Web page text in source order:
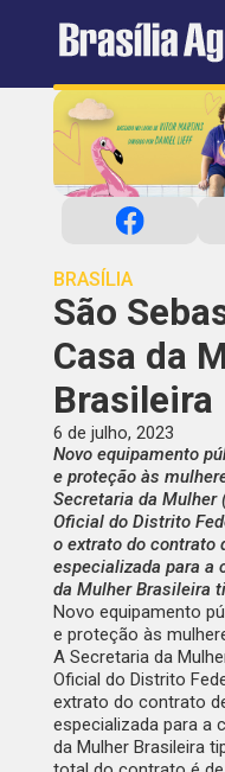
BRASÍLIA
São
Casa da
Brasileira
6 de julho, 2023
Novo equipamento
e proteção às
Secretaria da Mulher
Oficial do Distrito
o extrato do contrato
especializada para a
da Mulher Brasileira
Novo equipamento
e proteção às
A Secretaria da
Oficial do Distrito
extrato do contrato
especializadapara a
da Mulher Brasileira